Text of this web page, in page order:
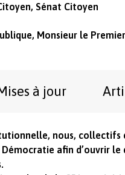
Sénat Citoyen
Monsieur le
à jour
nous, collectifs
afin d’ouvrir